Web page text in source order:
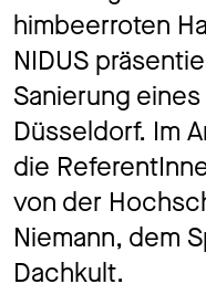
himbeerroten
NIDUS
Sanierung
Düsseldorf. Im
die
von der
Niemann, dem
Dachkult.